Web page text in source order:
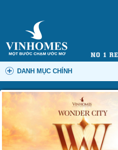
DANH MỤC CHÍNH